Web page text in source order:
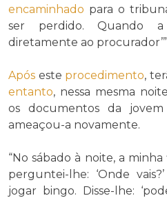
encaminhado para o
ser perdido. Quando
diretamente ao
Após este procedimento,
entanto, nessa mesma
os documentos da
ameaçou-a novamente.
“No sábado à noite, a
perguntei-lhe: ‘Onde
jogar bingo. Disse-lhe: